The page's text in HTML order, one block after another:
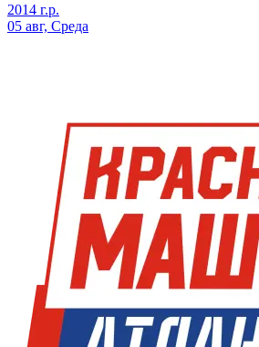
2014 г.р.
05 авг, Среда